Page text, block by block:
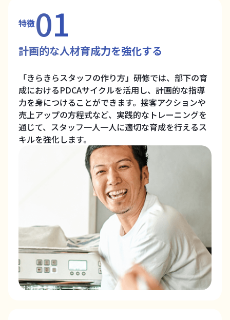
特徴01
計画的な人材育成力を強化する
「きらきらスタッフの作り方」研修では、部下の育
成におけるPDCAサイクルを活用し、計画的な指導
力を身につけることができます。接客アクションや
売上アップの方程式など、実践的なトレーニングを
通じて、スタッフ一人一人に適切な育成を行えるス
キルを強化します。